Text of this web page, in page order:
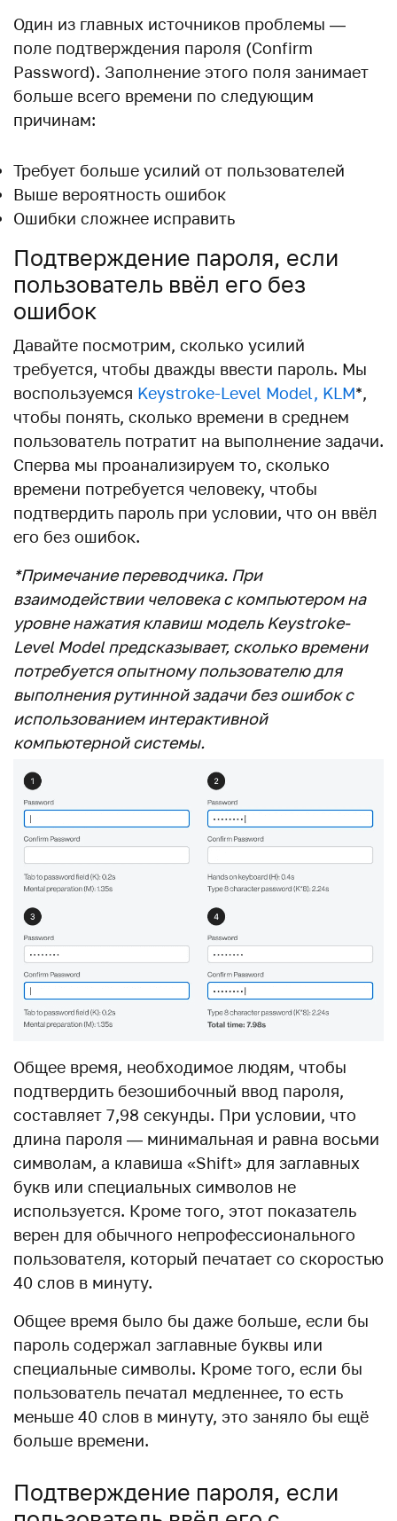
Один из главных источников проблемы —
поле подтверждения пароля (Confirm
Password). Заполнение этого поля занимает
больше всего времени по следующим
причинам:
Требует больше усилий от пользователей
Выше вероятность ошибок
Ошибки сложнее исправить
Подтверждение пароля, если
пользователь ввёл его без
ошибок
Давайте посмотрим, сколько усилий
требуется, чтобы дважды ввести пароль. Мы
воспользуемся Keystroke-Level Model, KLM*,
чтобы понять, сколько времени в среднем
пользователь потратит на выполнение задачи.
Сперва мы проанализируем то, сколько
времени потребуется человеку, чтобы
подтвердить пароль при условии, что он ввёл
его без ошибок.
*Примечание переводчика. При
взаимодействии человека с компьютером на
уровне нажатия клавиш модель Keystroke-
Level Model предсказывает, сколько времени
потребуется опытному пользователю для
выполнения рутинной задачи без ошибок с
использованием интерактивной
компьютерной системы.
Общее время, необходимое людям, чтобы
подтвердить безошибочный ввод пароля,
составляет 7,98 секунды. При условии, что
длина пароля — минимальная и равна восьми
символам, а клавиша «Shift» для заглавных
букв или специальных символов не
используется. Кроме того, этот показатель
верен для обычного непрофессионального
пользователя, который печатает со скоростью
40 слов в минуту.
Общее время было бы даже больше, если бы
пароль содержал заглавные буквы или
специальные символы. Кроме того, если бы
пользователь печатал медленнее, то есть
меньше 40 слов в минуту, это заняло бы ещё
больше времени.
Подтверждение пароля, если